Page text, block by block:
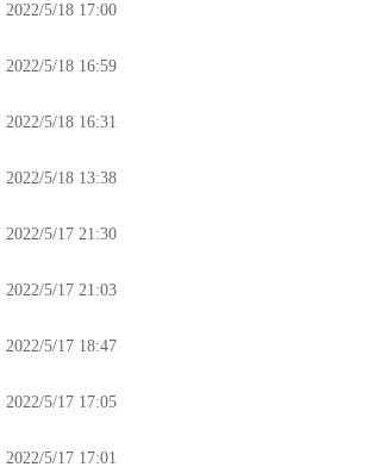
2022/5/18 17:00
2022/5/18 16:59
2022/5/18 16:31
2022/5/18 13:38
2022/5/17 21:30
2022/5/17 21:03
2022/5/17 18:47
2022/5/17 17:05
2022/5/17 17:01